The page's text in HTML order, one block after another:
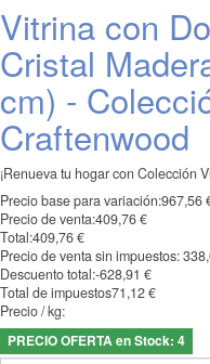
Vitrina con
Cristal
cm) -
Craftenwood
¡Renueva tu hogar con Colección
Precio base para variación:967,56
Precio de venta:409,76 €
Total:409,76 €
Precio de venta sin impuestos:
Descuento total:-628,91 €
Total de impuestos71,12 €
Precio / kg:
PRECIO OFERTA en Stock: 4